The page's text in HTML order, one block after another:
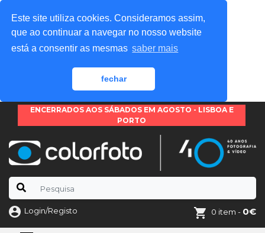
Este site utiliza cookies. Consideramos assim,
que ao continuar a navegar no nosso website
está a consentir as mesmas saber mais
fechar
ENCERRADOS AOS SÁBADOS EM AGOSTO - LISBOA E
PORTO
Login/Registo 0 item - 0€